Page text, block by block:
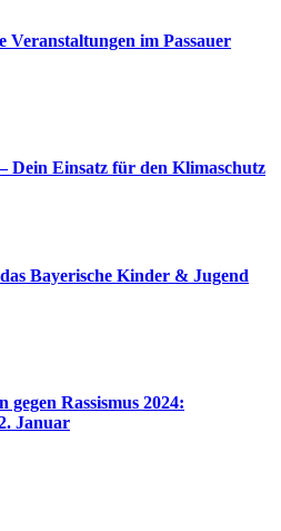
Veranstaltungen im Passauer
Dein Einsatz für den Klimaschutz
Bayerische Kinder & Jugend
Rassismus 2024:
Januar